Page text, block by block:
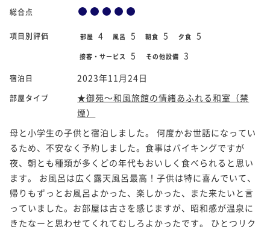
総合点
項目別評価 部屋 4 風呂 5 朝食 5 夕食 5
接客・サービス 5 その他設備 3
宿泊日 2023年11月24日
部屋タイプ
★御苑～和風旅館の情緒あふれる和室（禁
煙）
母と小学生の子供と宿泊しました。 何度かお世話になってい
るため、不安なく予約しました。食事はバイキングですが
夜、朝とも種類が多くどの年代もおいしく食べられると思い
ます。 お風呂は広く露天風呂最高！子供は特に喜んでいて、
帰りもずっとお風呂よかった、楽しかった、また来たいと言
っていました。お部屋は古さを感じますが、昭和感が温泉に
きたなーと思わせてくれてむしろよかったです。 ひとつリク